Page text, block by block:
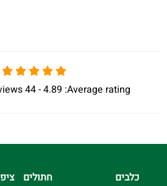
Average rating:
4.89 -
44
כלבים חתולים